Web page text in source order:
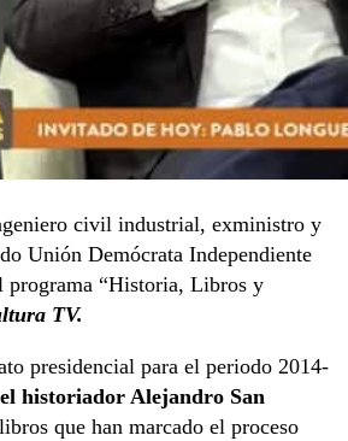
civil industrial, exministro y
Unión Demócrata Independiente
“Historia, Libros y
TV.
presidencial para el periodo 2014-
historiador Alejandro San
que han marcado el proceso